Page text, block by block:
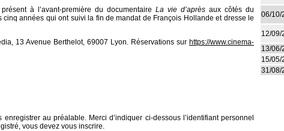
à l’avant-première du documentaire La vie d’après aux côtés du
années qui ont suivi la fin de mandat de François Hollande et dresse le
13 Avenue Berthelot, 69007 Lyon. Réservations sur https://www.cinema-
au préalable. Merci d’indiquer ci-dessous l’identifiant personnel
vous devez vous inscrire.
06/10/
12/09/
13/06/
15/05/
31/08/